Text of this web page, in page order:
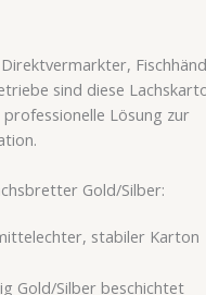
sind diese
Lösung zur
Gold/Silber:
stabiler Karton
Gold/Silber beschichtet